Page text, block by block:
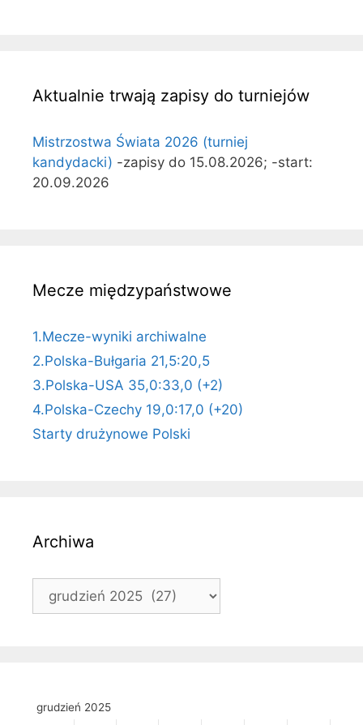
Aktualnie trwają zapisy do turniejów
Mistrzostwa Świata 2026 (turniej
kandydacki) -zapisy do 15.08.2026; -start:
20.09.2026
Mecze międzypaństwowe
1.Mecze-wyniki archiwalne
2.Polska-Bułgaria 21,5:20,5
3.Polska-USA 35,0:33,0 (+2)
4.Polska-Czechy 19,0:17,0 (+20)
Starty drużynowe Polski
Archiwa
Archiwa
grudzień 2025